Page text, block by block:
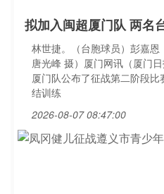
拟加入闽超厦门队 两名
林世捷。（台胞球员）彭嘉
唐光峰 摄）厦门网讯（厦门
厦门队公布了征战第二阶段
结训练
2026-08-07 08:47:00